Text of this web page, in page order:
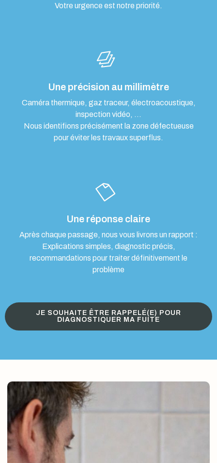
Votre urgence est notre priorité.
Une précision au millimètre
Caméra thermique, gaz traceur, électroacoustique,
inspection vidéo, …
Nous identifions précisément la zone défectueuse
pour éviter les travaux superflus.
Une réponse claire
Après chaque passage, nous vous livrons un rapport :
Explications simples, diagnostic précis,
recommandations pour traiter définitivement le
problème
JE SOUHAITE ÊTRE RAPPELÉ(E) POUR
DIAGNOSTIQUER MA FUITE